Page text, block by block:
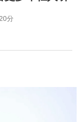
分